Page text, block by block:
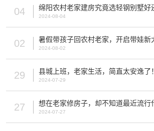
04 绵阳农村老家建房究竟选轻钢别墅好
2024-08-04
02 暑假带孩子回农村老家，开启带娃新
2024-08-02
29 县城上班，老家生活，简直太安逸了！
2024-07-29
27 想在老家修房子，却不知道最近流行
2024-07-27